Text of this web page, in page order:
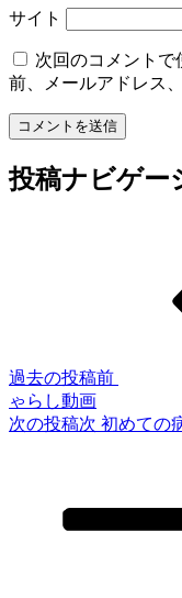
サイト
次回のコメントで
前、メールアドレス
投稿ナビゲー
過去の投稿前
ゃらし動画
次の投稿次 初めての